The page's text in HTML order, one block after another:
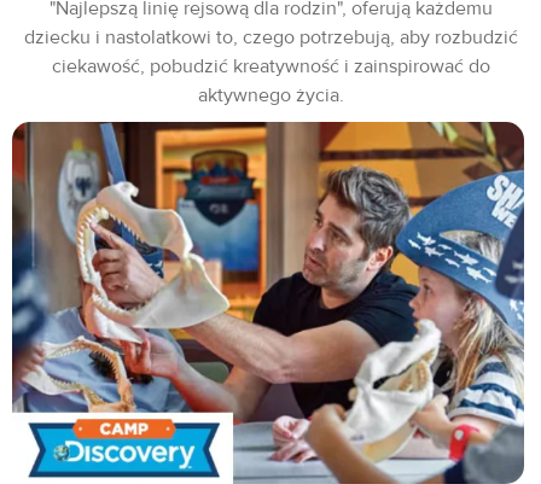
"Najlepszą linię rejsową dla rodzin", oferują każdemu
dziecku i nastolatkowi to, czego potrzebują, aby rozbudzić
ciekawość, pobudzić kreatywność i zainspirować do
aktywnego życia.